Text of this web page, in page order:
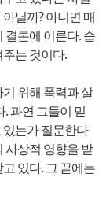
닐까? 아니면 매
결론에 이른다. 습
는 것이다.
위해 폭력과 살
과연 그들이 믿
는가 질문한다
사상적 영향을 받
있다. 그 끝에는